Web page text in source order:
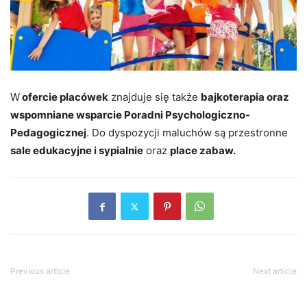
Wofercie placówek znajduje się także bajkoterapia oraz
wspomniane wsparcie Poradni Psychologiczno-
Pedagogicznej. Do dyspozycji maluchów są przestronne
sale edukacyjne i sypialnie oraz place zabaw.
Previous article Next article